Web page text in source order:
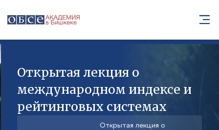
Открытая лекция о
международном индексе и
рейтинговых системах
Открытая лекция о